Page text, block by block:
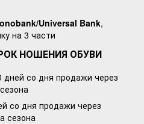
Universal Bank,
на 3 части
НОШЕНИЯ ОБУВИ
дней со дня продажи через
со дня продажи через
сезона